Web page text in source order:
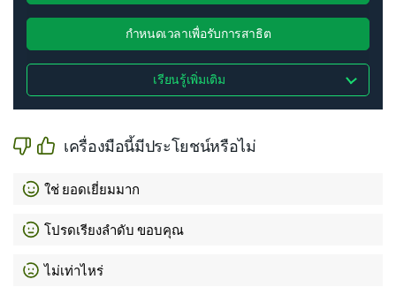
กำหนดเวลาเพื่อรับการสาธิต
เรียนรู้เพิ่มเติม
เครื่องมือนี้มีประโยชน์หรือไม่
ใช่ ยอดเยี่ยมมาก
โปรดเรียงลำดับ ขอบคุณ
ไม่เท่าไหร่